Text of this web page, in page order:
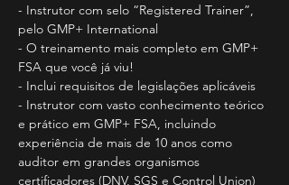
- Instrutor com selo “Registered Trainer”,
pelo GMP+ International
- O treinamento mais completo em GMP+
FSA que você já viu!
- Inclui requisitos de legislações aplicáveis
- Instrutor com vasto conhecimento teórico
e prático em GMP+ FSA, incluindo
experiência de mais de 10 anos como
auditor em grandes organismos
certificadores (DNV, SGS e Control Union)